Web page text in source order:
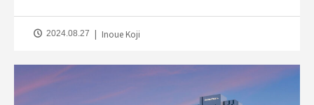
2024.08.27 Inoue Koji